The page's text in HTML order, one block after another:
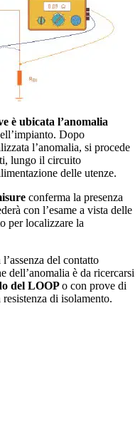
è ubicata l’anomalia
Dopo
l’anomalia, si procede
lungo il circuito
delle utenze.
conferma la presenza
con l’esame a vista delle
per localizzare la
del contatto
dell’anomalia è da ricercarsi
del LOOPo con prove di
di isolamento.